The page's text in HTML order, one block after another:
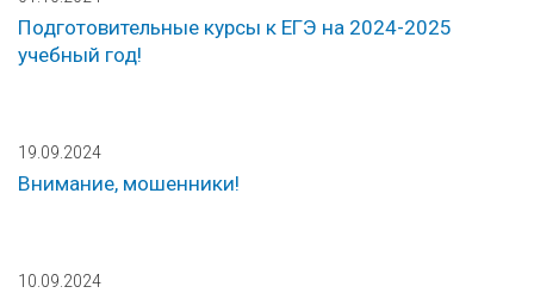
Подготовительные курсы к ЕГЭ на 2024-2025
учебный год!
19.09.2024
Внимание, мошенники!
10.09.2024